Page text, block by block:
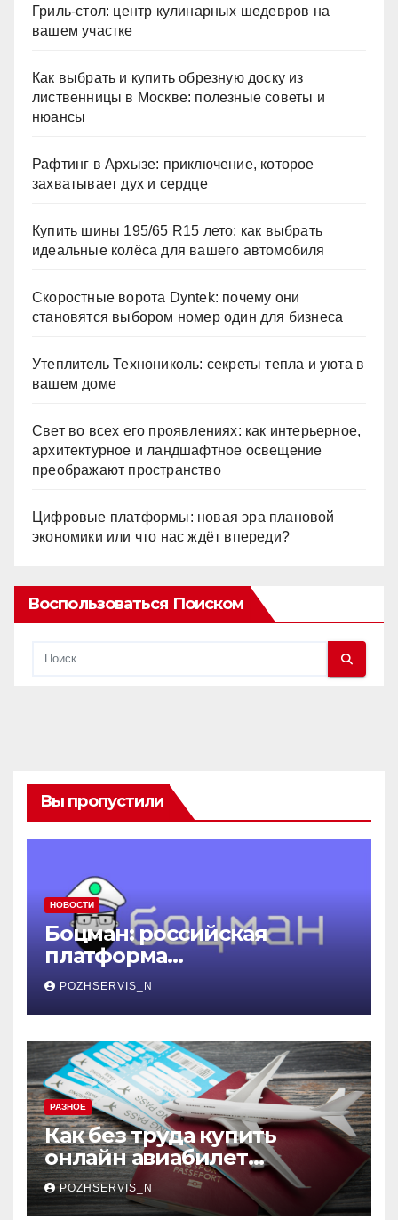
Гриль-стол: центр кулинарных шедевров на
вашем участке
Как выбрать и купить обрезную доску из
лиственницы в Москве: полезные советы и
нюансы
Рафтинг в Архызе: приключение, которое
захватывает дух и сердце
Купить шины 195/65 R15 лето: как выбрать
идеальные колёса для вашего автомобиля
Скоростные ворота Dyntek: почему они
становятся выбором номер один для бизнеса
Утеплитель Технониколь: секреты тепла и уюта в
вашем доме
Свет во всех его проявлениях: как интерьерное,
архитектурное и ландшафтное освещение
преображают пространство
Цифровые платформы: новая эра плановой
экономики или что нас ждёт впереди?
Воспользоваться Поиском
Вы пропустили
НОВОСТИ
Боцман: российская
платформа
контейнеризации,
меняющая правила игры
POZHSERVIS_N
РАЗНОЕ
Как без труда купить
онлайн авиабилет
Аэрофлота: пошаговое
руководство
POZHSERVIS_N